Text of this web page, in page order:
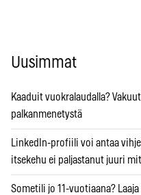
Uusimmat
Kaaduit vuokralaudalla?
palkanmenetystä
LinkedIn-profiili voi antaa
itsekehu ei paljastanut juuri
Sometili jo 11-vuotiaana?